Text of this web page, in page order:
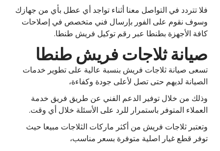
فلا تتردد في التواصل معنا أثناء تواجد أي عطل بأي من جهازك
وسوف نقوم على الفور بإرسال فني متخصص في إصلاحات
كافة الأجهزة بطنطا عبر رقم توكيل فريش طنطا.
صيانة ثلاجات فريش طنطا
تسعى صيانة ثلاجات فريش بنسبة عالية على تطوير خدمات
الصيانة لديهم حتى تصل لأعلى جودة وكفاءة،
وذلك من خلال توفير الدعم الفني عن طريق فريق خدمة
العملاء المتوفر باستمرار للرد على الأسئلة خلال أي وقت.
وتعتبر ثلاجات فريش من أكثر ماركات الثلاجات مبيعا حيث
توفر قطع غيار اصلية متوفرة بسعر مناسب،